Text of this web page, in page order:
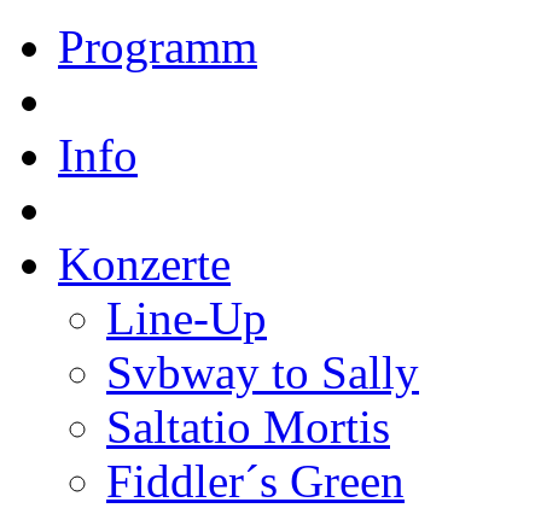
Programm
Info
Konzerte
Line-Up
Svbway to Sally
Saltatio Mortis
Fiddler´s Green